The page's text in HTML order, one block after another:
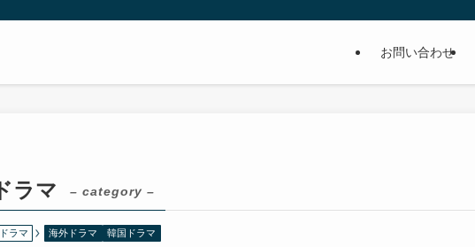
お問い合わせ
ドラマ – category –
ドラマ 海外ドラマ 韓国ドラマ